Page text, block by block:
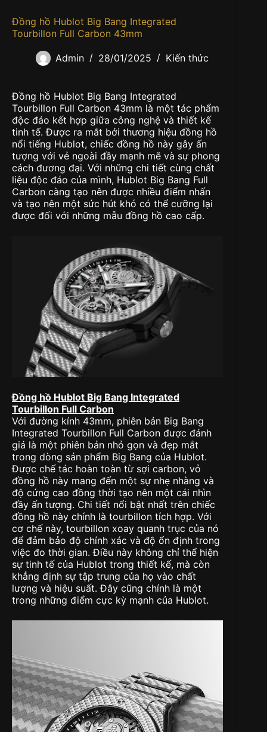
Đồng hồ Hublot Big Bang Integrated
Tourbillon Full Carbon 43mm
Admin 28/01/2025 Kiến thức
Đồng hồ Hublot Big Bang Integrated
Tourbillon Full Carbon 43mm là một tác phẩm
độc đáo kết hợp giữa công nghệ và thiết kế
tinh tế. Được ra mắt bởi thương hiệu đồng hồ
nổi tiếng Hublot, chiếc đồng hồ này gây ấn
tượng với vẻ ngoài đầy mạnh mẽ và sự phong
cách đương đại. Với những chi tiết cùng chất
liệu độc đáo của mình, Hublot Big Bang Full
Carbon càng tạo nên được nhiều điểm nhấn
và tạo nên một sức hút khó có thể cưỡng lại
được đối với những mẫu đồng hồ cao cấp.
Đồng hồ Hublot Big Bang Integrated
Tourbillon Full Carbon
Với đường kính 43mm, phiên bản Big Bang
Integrated Tourbillon Full Carbon được đánh
giá là một phiên bản nhỏ gọn và đẹp mắt
trong dòng sản phẩm Big Bang của Hublot.
Được chế tác hoàn toàn từ sợi carbon, vỏ
đồng hồ này mang đến một sự nhẹ nhàng và
độ cứng cao đồng thời tạo nên một cái nhìn
đầy ấn tượng. Chi tiết nổi bật nhất trên chiếc
đồng hồ này chính là tourbillon tích hợp. Với
cơ chế này, tourbillon xoay quanh trục của nó
để đảm bảo độ chính xác và độ ổn định trong
việc đo thời gian. Điều này không chỉ thể hiện
sự tinh tế của Hublot trong thiết kế, mà còn
khẳng định sự tập trung của họ vào chất
lượng và hiệu suất. Đây cũng chính là một
trong những điểm cực kỳ mạnh của Hublot.